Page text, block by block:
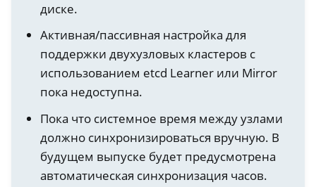
диске.
Активная/пассивная настройка для
поддержки двухузловых кластеров с
использованием etcd Learner или Mirror
пока недоступна.
Пока что системное время между узлами
должно синхронизироваться вручную. В
будущем выпуске будет предусмотрена
автоматическая синхронизация часов.